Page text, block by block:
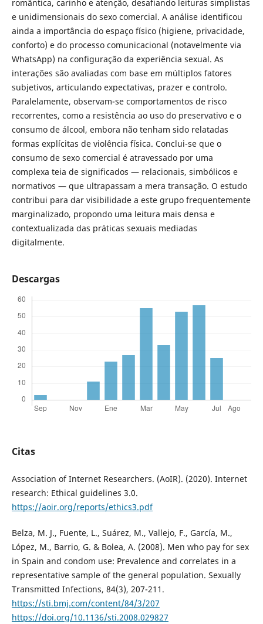
romântica, carinho e atenção, desafiando leituras simplistas
e unidimensionais do sexo comercial. A análise identificou
ainda a importância do espaço físico (higiene, privacidade,
conforto) e do processo comunicacional (notavelmente via
WhatsApp) na configuração da experiência sexual. As
interações são avaliadas com base em múltiplos fatores
subjetivos, articulando expectativas, prazer e controlo.
Paralelamente, observam-se comportamentos de risco
recorrentes, como a resistência ao uso do preservativo e o
consumo de álcool, embora não tenham sido relatadas
formas explícitas de violência física. Conclui-se que o
consumo de sexo comercial é atravessado por uma
complexa teia de significados — relacionais, simbólicos e
normativos — que ultrapassam a mera transação. O estudo
contribui para dar visibilidade a este grupo frequentemente
marginalizado, propondo uma leitura mais densa e
contextualizada das práticas sexuais mediadas
digitalmente.
Descargas
Citas
Association of Internet Researchers. (AoIR). (2020). Internet
research: Ethical guidelines 3.0.
https://aoir.org/reports/ethics3.pdf
Belza, M. J., Fuente, L., Suárez, M., Vallejo, F., García, M.,
López, M., Barrio, G. & Bolea, A. (2008). Men who pay for sex
in Spain and condom use: Prevalence and correlates in a
representative sample of the general population. Sexually
Transmitted Infections, 84(3), 207-211.
https://sti.bmj.com/content/84/3/207
https://doi.org/10.1136/sti.2008.029827